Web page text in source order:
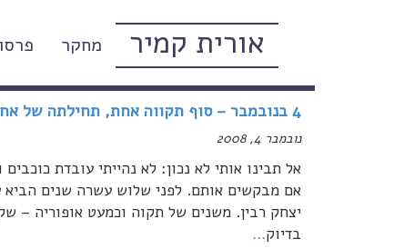
אורית קמיר מחקר
כללי
4 בנובמבר – סוף תקווה אחת, תחילתה של אחרת?
נובמבר 4, 2008
אל תבינו אותי לא נכון: לא נהייתי עובדת
יצחק רבין. משנים של תקוה וכמעט אופוריה –
בדיוק…